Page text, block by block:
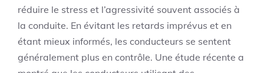
réduire le stress et l’agressivité souvent associés à
la conduite. En évitant les retards imprévus et en
étant mieux informés, les conducteurs se sentent
généralement plus en contrôle. Une étude récente a